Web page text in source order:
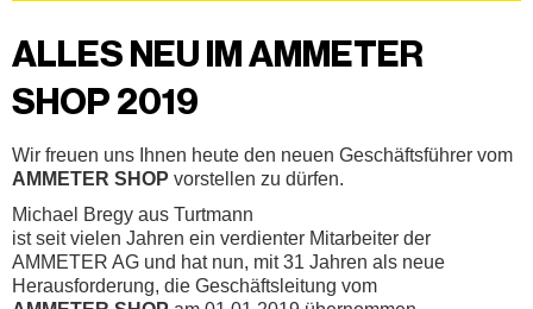
ALLES NEU IM AMMETER
SHOP 2019
Wir freuen uns Ihnen heute den neuen Geschäftsführer vom
AMMETER SHOP vorstellen zu dürfen.
Michael Bregy aus Turtmann
ist seit vielen Jahren ein verdienter Mitarbeiter der
AMMETER AG und hat nun, mit 31 Jahren als neue
Herausforderung, die Geschäftsleitung vom